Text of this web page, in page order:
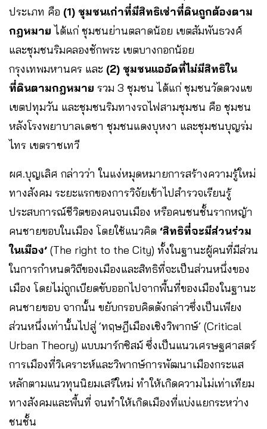
ประเภท คือ (1) ชุมชนเก่าที่มีสิทธิเช่าที่ดินถูกต้องตาม
กฎหมาย ได้แก่ ชุมชนย่านตลาดน้อย เขตสัมพันธวงศ์
และชุมชนริมคลองชักพระ เขตบางกอกน้อย
กรุงเทพมหานคร และ (2) ชุมชนแออัดที่ไม่มีสิทธิใน
ที่ดินตามกฎหมาย รวม 3 ชุมชน ได้แก่ ชุมชนวัดดวงแข
เขตปทุมวัน และชุมชนริมทางรถไฟสามชุมชน คือ ชุมชน
หลังโรงพยาบาลเดชา ชุมชนแดงบุหงา และชุมชนบุญร่ม
ไทร เขตราชเทวี
ผศ.บุญเลิศ กล่าวว่า ในแง่หมุดหมายการสร้างความรู้ใหม่
ทางสังคม ระยะแรกของการวิจัยเข้าไปสำรวจเรียนรู้
ประสบการณ์ชีวิตของคนจนเมือง หรือคนชนชั้นรากหญ้า
คนชายขอบในเมือง โดยใช้แนวคิด ‘สิทธิที่จะมีส่วนร่วม
ในเมือง’ (The right to the City) ทั้งในฐานะผู้คนที่มีส่วน
ในการกำหนดวิถีของเมืองและสิทธิที่จะเป็นส่วนหนึ่งของ
เมือง โดยไม่ถูกเบียดขับออกไปจากพื้นที่ของเมืองในฐานะ
คนชายขอบ จากนั้น ขยับกรอบคิดดังกล่าวซึ่งเป็นเพียง
ส่วนหนึ่งเท่านั้นไปสู่ ‘ทฤษฎีเมืองเชิงวิพากษ์’ (Critical
Urban Theory) แบบมาร์กซิสม์ ซึ่งเป็นแนวเศรษฐศาสตร์
การเมืองที่วิเคราะห์และวิพากษ์การพัฒนาเมืองกระแส
หลักตามแนวทุนนิยมเสรีใหม่ ทำให้เกิดความไม่เท่าเทียม
ทางสังคมและพื้นที่ จนทำให้เกิดเมืองที่แบ่งแยกระหว่าง
ชนชั้น